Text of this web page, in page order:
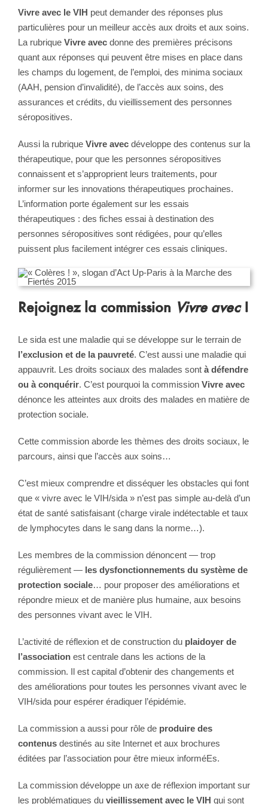
Vivre avec le VIH peut demander des réponses plus
particulières pour un meilleur accès aux droits et aux soins.
La rubrique Vivre avec donne des premières précisons
quant aux réponses qui peuvent être mises en place dans
les champs du logement, de l’emploi, des minima sociaux
(AAH, pension d’invalidité), de l’accès aux soins, des
assurances et crédits, du vieillissement des personnes
séropositives.
Aussi la rubrique Vivre avec développe des contenus sur la
thérapeutique, pour que les personnes séropositives
connaissent et s’approprient leurs traitements, pour
informer sur les innovations thérapeutiques prochaines.
L’information porte également sur les essais
thérapeutiques : des fiches essai à destination des
personnes séropositives sont rédigées, pour qu’elles
puissent plus facilement intégrer ces essais cliniques.
Rejoignez la commission Vivre avec!
Le sida est une maladie qui se développe sur le terrain de
l’exclusion et de la pauvreté. C’est aussi une maladie qui
appauvrit. Les droits sociaux des malades sont à défendre
ou à conquérir. C’est pourquoi la commission Vivre avec
dénonce les atteintes aux droits des malades en matière de
protection sociale.
Cette commission aborde les thèmes des droits sociaux, le
parcours, ainsi que l’accès aux soins…
C’est mieux comprendre et disséquer les obstacles qui font
que « vivre avec le VIH/sida » n’est pas simple au-delà d’un
état de santé satisfaisant (charge virale indétectable et taux
de lymphocytes dans le sang dans la norme…).
Les membres de la commission dénoncent — trop
régulièrement — les dysfonctionnements du système de
protection sociale… pour proposer des améliorations et
répondre mieux et de manière plus humaine, aux besoins
des personnes vivant avec le VIH.
L’activité de réflexion et de construction du plaidoyer de
l’association est centrale dans les actions de la
commission. Il est capital d’obtenir des changements et
des améliorations pour toutes les personnes vivant avec le
VIH/sida pour espérer éradiquer l’épidémie.
La commission a aussi pour rôle de produire des
contenus destinés au site Internet et aux brochures
éditées par l’association pour être mieux informéEs.
La commission développe un axe de réflexion important sur
les problématiques du vieillissement avec le VIH qui sont